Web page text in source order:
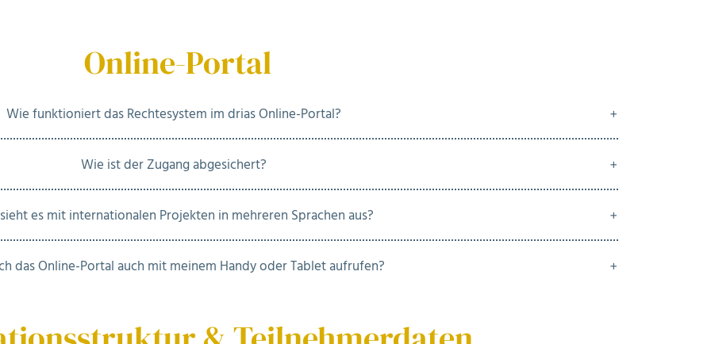
Online-Portal
Wie funktioniert das Rechtesystem im drias Online-Portal?
Wie ist der Zugang abgesichert?
es mit internationalen Projekten in mehreren Sprachen aus?
das Online-Portal auch mit meinem Handy oder Tablet aufrufen?